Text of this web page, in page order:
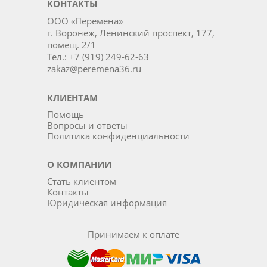
КОНТАКТЫ
ООО «Перемена»
г. Воронеж, Ленинский проспект, 177,
помещ. 2/1
Тел.: +7 (919) 249-62-63
zakaz@peremena36.ru
КЛИЕНТАМ
Помощь
Вопросы и ответы
Политика конфиденциальности
О КОМПАНИИ
Стать клиентом
Контакты
Юридическая информация
Принимаем к оплате